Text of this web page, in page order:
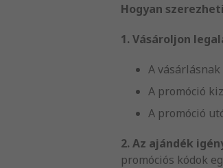
Hogyan
1. Vásároljon
A
A promóció
A promóció
2. Az ajándék
promóciós kódok